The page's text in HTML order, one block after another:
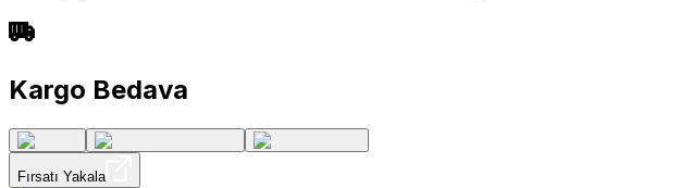
Kargo Bedava
Fırsatı Yakala